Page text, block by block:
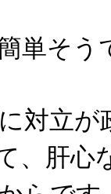
単そ
対立
、肝